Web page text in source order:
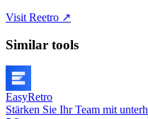
Visit Reetro ↗
Similar tools
EasyRetro
Stärken Sie Ihr Team mit